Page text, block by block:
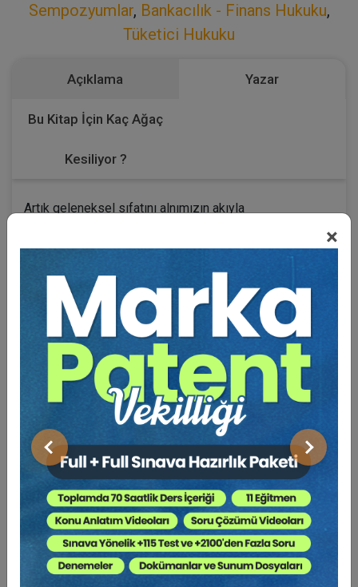
×
Önceki Sonraki
Sempozyumlar, Bankacılık - Finans Hukuku,
Tüketici Hukuku
Açıklama Yazar
Bu Kitap İçin Kaç Ağaç
Kesiliyor ?
Artık geleneksel sıfatını alnımızın akıyla
kongrelerininaltıncısındasunulan tebliğ metinleri ve
olduğu gibi konular
“sektörel bazda”
ele alınmıştır. İlk
defa Enstitü tarafından yapılan bu sektörel tasnif
herkesçe sevilmiş ve ilgi görmüştür. Bu bakımdan bu
yöntem diğer bütün projelerimize de sirayet etmiş
durumdadır.
Kongre'de tüketici hukukunun teorisi ve pratiği eşit
ağırlıkta işlenmeye çalışılmıştır.
Kongre alanında ve sonunda yaptığımız anketlerde,
gelenlerin mutlu ve katılmaktan memnun olduğunu
görmemiz, doğru yolda yürüdüğümüze işaret
ederek“tüketici hukukunu geliştirmek”adına daha
hızlı ve aktif çalışmamız hususunda bizleri
kamçılamaktadır.
Hepsi birbirinden değerli tebliğcilerimizin sundukları bu